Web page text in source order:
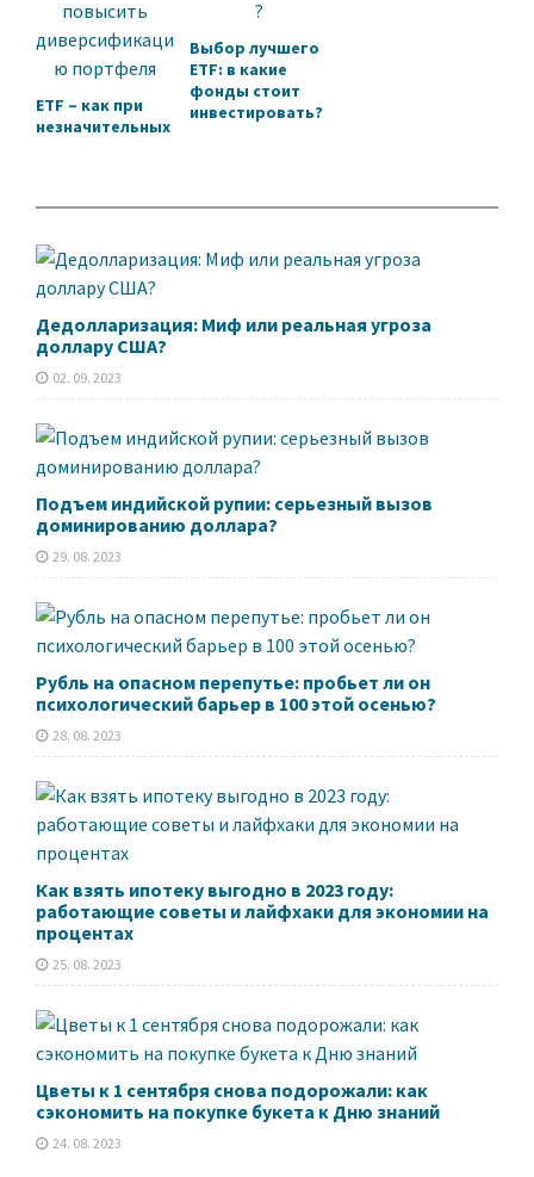
ETF – как при
незначительных
повысить
ю портфеля
Выбор лучшего
ETF: в какие
фонды стоит
инвестировать?
Дедолларизация: Миф или реальная угроза
доллару США?
02. 09. 2023
Подъем индийской рупии: серьезный вызов
доминированию доллара?
29. 08. 2023
Рубль на опасном перепутье: пробьет ли он
психологический барьер в 100 этой осенью?
28. 08. 2023
Как взять ипотеку выгодно в 2023 году:
работающие советы и лайфхаки для экономии на
процентах
25. 08. 2023
Цветы к 1 сентября снова подорожали: как
сэкономить на покупке букета к Дню знаний
24. 08. 2023